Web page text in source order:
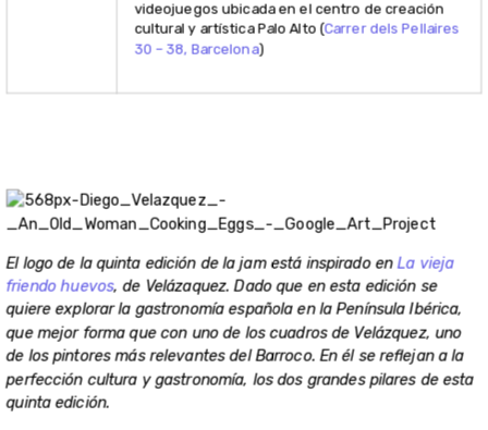
que mejor forma que con uno de los cuadros de Velázquez, uno
de los pintores más relevantes del Barroco. En él se reflejan a la
perfección cultura y gastronomía, los dos grandes pilares de esta
Cultura Abierta
Viernes 16 de diciembre de 2022
17:00 h – Sesión de inauguración, en la sede de ENTI-UB.
19:00 h – Comienzo de la Game Jam.
19:00 – 22:00 h – Apertura de la sede presencial de ENTI-
UB.
Sábado 17 de diciembre de 2022
09:00 – 21:00 h – Apertura sede presencial en ENTI-UB.